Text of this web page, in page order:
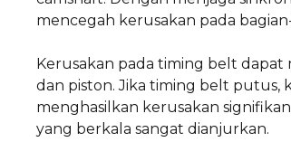
mencegah kerusakan pada
Kerusakan pada timing belt
dan piston. Jika timing belt putus,
menghasilkan kerusakan
yang berkala sangat dianjurkan.